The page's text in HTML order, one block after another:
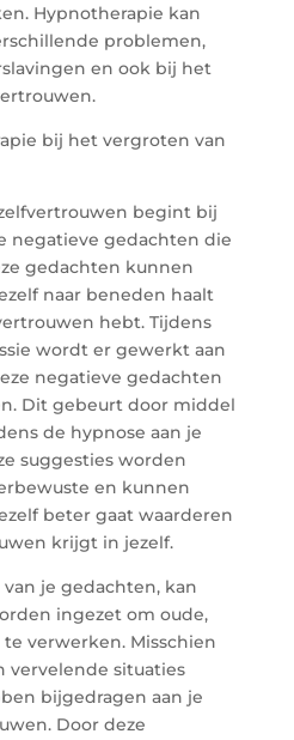
Hypnotherapie kan
problemen,
en ook bij het
bij het vergroten van
begint bij
negatieve gedachten die
gedachten kunnen
naar beneden haalt
hebt. Tijdens
wordt er gewerkt aan
negatieve gedachten
Dit gebeurt door middel
de hypnose aan je
suggesties worden
en kunnen
beter gaat waarderen
krijgt in jezelf.
je gedachten, kan
ingezet om oude,
verwerken. Misschien
vervelende situaties
bijgedragen aan je
Door deze